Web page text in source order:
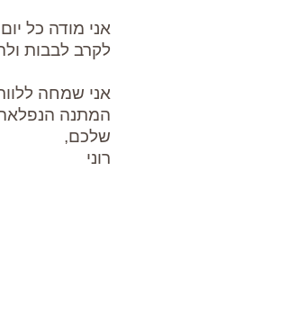
אני מודה כל
לקרב לבבות
אני שמחה
המתנה
שלכם,
רוני